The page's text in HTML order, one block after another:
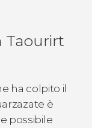
Taourirt
ha colpito il
è
possibile